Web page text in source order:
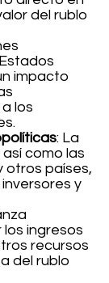
del rublo
impacto
los
: La
como las
otros países,
y
ingresos
recursos
del rublo